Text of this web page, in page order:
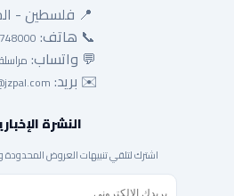
📍 فلسطين -
📞 هاتف:
💬 واتساب:
✉️ بريد:
النشرة
اشترك لتلقي تنبيهات العروض المحدودة